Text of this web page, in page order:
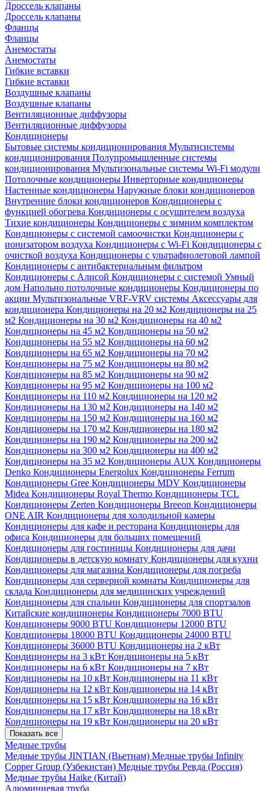
Дроссель клапаны
Дроссель клапаны
Фланцы
Фланцы
Анемостаты
Анемостаты
Гибкие вставки
Гибкие вставки
Воздушные клапаны
Воздушные клапаны
Вентиляционные диффузоры
Вентиляционные диффузоры
Кондиционеры
Бытовые системы кондиционирования Мультисистемы
кондиционирования Полупромышленные системы
кондиционирования Мультизональные системы Wi-Fi модули
Потолочные кондиционеры Инверторные кондиционеры
Настенные кондиционеры Наружные блоки кондиционеров
Внутренние блоки кондиционеров Кондиционеры с
функцией обогрева Кондиционеры с осушителем воздуха
Тихие кондиционеры Кондиционеры с зимним комплектом
Кондиционеры с системой самоочистки Кондиционеры с
ионизатором воздуха Кондиционеры с Wi-Fi Кондиционеры с
очисткой воздуха Кондиционеры с ультрафиолетовой лампой
Кондиционеры с антибактериальным фильтром
Кондиционеры с Алисой Кондиционеры с системой Умный
дом Напольно потолочные кондиционеры Кондиционеры по
акции Мультизональные VRF-VRV системы Аксессуары для
кондиционера Кондиционеры на 20 м2 Кондиционеры на 25
м2 Кондиционеры на 30 м2 Кондиционеры на 40 м2
Кондиционеры на 45 м2 Кондиционеры на 50 м2
Кондиционеры на 55 м2 Кондиционеры на 60 м2
Кондиционеры на 65 м2 Кондиционеры на 70 м2
Кондиционеры на 75 м2 Кондиционеры на 80 м2
Кондиционеры на 85 м2 Кондиционеры на 90 м2
Кондиционеры на 95 м2 Кондиционеры на 100 м2
Кондиционеры на 110 м2 Кондиционеры на 120 м2
Кондиционеры на 130 м2 Кондиционеры на 140 м2
Кондиционеры на 150 м2 Кондиционеры на 160 м2
Кондиционеры на 170 м2 Кондиционеры на 180 м2
Кондиционеры на 190 м2 Кондиционеры на 200 м2
Кондиционеры на 300 м2 Кондиционеры на 400 м2
Кондиционеры на 35 м2 Кондиционеры AUX Кондиционеры
Denko Кондиционеры Energolux Кондиционеры Ferrum
Кондиционеры Gree Кондиционеры MDV Кондиционеры
Midea Кондиционеры Royal Thermo Кондиционеры TCL
Кондиционеры Zerten Кондиционеры Breeon Кондиционеры
ONE AIR Кондиционеры для холодильной камеры
Кондиционеры для кафе и ресторана Кондиционеры для
офиса Кондиционеры для больших помещений
Кондиционеры для гостиницы Кондиционеры для дачи
Кондиционеры в детскую комнату Кондиционеры для кухни
Кондиционеры для магазина Кондиционеры для погреба
Кондиционеры для серверной комнаты Кондиционеры для
склада Кондиционеры для медицинских учреждений
Кондиционеры для спальни Кондиционеры для спортзалов
Китайские кондиционеры Кондиционеры 7000 BTU
Кондиционеры 9000 BTU Кондиционеры 12000 BTU
Кондиционеры 18000 BTU Кондиционеры 24000 BTU
Кондиционеры 36000 BTU Кондиционеры на 2 кВт
Кондиционеры на 3 кВт Кондиционеры на 5 кВт
Кондиционеры на 6 кВт Кондиционеры на 7 кВт
Кондиционеры на 10 кВт Кондиционеры на 11 кВт
Кондиционеры на 12 кВт Кондиционеры на 14 кВт
Кондиционеры на 15 кВт Кондиционеры на 16 кВт
Кондиционеры на 17 кВт Кондиционеры на 18 кВт
Кондиционеры на 19 кВт Кондиционеры на 20 кВт
Показать все
Медные трубы
Медные трубы JINTIAN (Вьетнам) Медные трубы Infinity
Copper Group (Узбекистан) Медные трубы Ревда (Россия)
Медные трубы Haike (Китай)
Алюминиевая труба